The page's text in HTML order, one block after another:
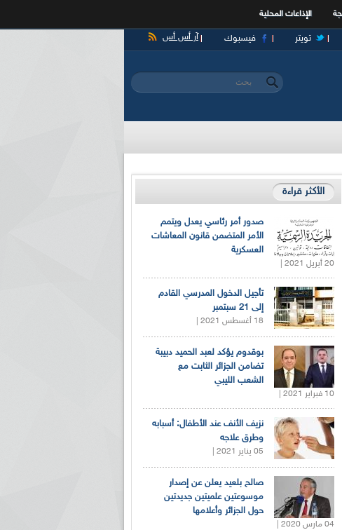
الإذاعات المحلية
آر أس أس فيسبوك تويتر
استمارة البحث
‏بحث ‏
الأكثر قراءة
صدور أمر رئاسي يعدل ويتمم
الأمر المتضمن قانون المعاشات
العسكرية
20 أبريل 2021 |
تأجيل الدخول المدرسي القادم
إلى 21 سبتمبر
18 أغسطس 2021 |
بوقدوم يؤكد لعبد الحميد دبيبة
تضامن الجزائر الثابت مع
الشعب الليبي
10 فبراير 2021 |
نزيف الأنف عند الأطفال: أسبابه
وطرق علاجه
05 يناير 2021 |
صالح بلعيد يعلن عن إصدار
موسوعتين علميتين جديدتين
حول الجزائر وأعلامها
04 مارس 2020 |